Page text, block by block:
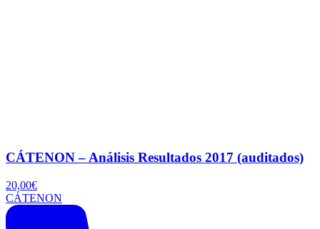
CÁTENON – Análisis Resultados 2017 (auditados)
20,00€
CÁTENON